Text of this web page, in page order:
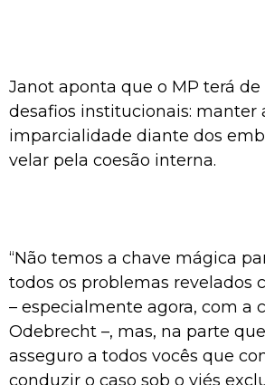
Janot aponta que o MP terá
desafios institucionais: manter
imparcialidade diante dos
velar pela coesão interna.
“Não temos a chave mágica
todos os problemas revelados
– especialmente agora, com a
Odebrecht –, mas, na parte
asseguro a todos vocês que
conduzir o caso sob o viés